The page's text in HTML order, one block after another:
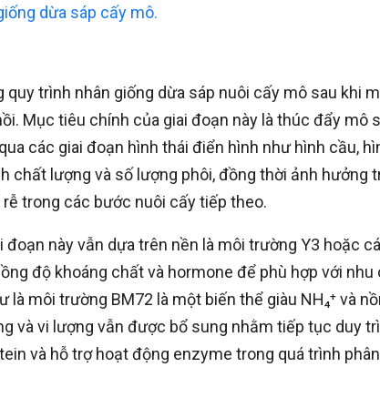
dừa sáp cấy mô.
trình nhân giống dừa sáp nuôi cấy mô sau khi
Mục tiêu chính của giai đoạn này là thúc đẩy mô
các giai đoạn hình thái điển hình như hình cầu,
chất lượng và số lượng phôi, đồng thời ảnh hưởng
trong các bước nuôi cấy tiếp theo.
này vẫn dựa trên nền là môi trường Y3 hoặc
độ khoáng chất và hormone để phù hợp với nhu
là môi trường BM72 là một biến thể giàu NH₄⁺ và
và vi lượng vẫn được bổ sung nhằm tiếp tục duy trì
và hỗ trợ hoạt động enzyme trong quá trình phân